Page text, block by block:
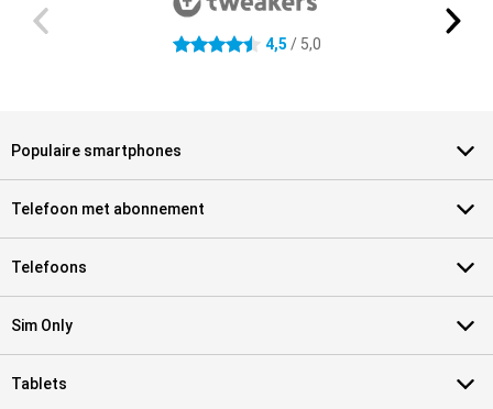
4.5 sterren 4,5 / 5,0
Populaire smartphones
Telefoon met abonnement
Telefoons
Sim Only
Tablets